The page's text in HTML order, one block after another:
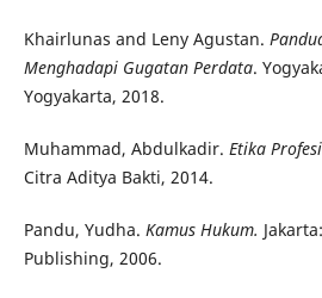
Khairlunas and Leny Agustan.
Menghadapi Gugatan Perdata.
Yogyakarta, 2018.
Muhammad, Abdulkadir. Etika
Citra Aditya Bakti, 2014.
Pandu, Yudha. Kamus Hukum.
Publishing, 2006.